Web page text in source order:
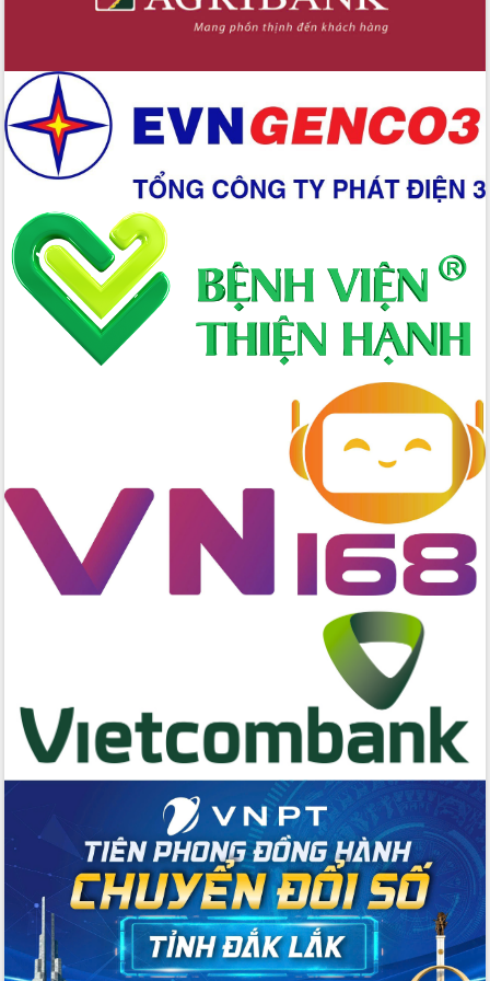
Chuyển đổi số 'mở đường' cho nông
nghiệp Đắk Lắk tăng trưởng bứt phá
địa chính, hoàn thiện cơ sở dữ liệu đất
đai
Ứng dụng sinh trắc học - Bước tiến
trong hành trình chuyển đổi số tại Đắk
Lắk
Đắk Lắk nâng cao hiệu quả công tác
Đảng từ Sổ tay đảng viên điện tử
Đắk Lắk đẩy mạnh nuôi biển công
nghệ, hướng tới phát triển thủy sản
bền vững
Tập huấn nâng cao năng lực triển khai
chuyển đổi số cho cán bộ, công chức
hai con số trong năm 2026
Tổ chức trang trọng Lễ hội Đền thờ
Lương Văn Chánh năm 2026
Phó Bí thư Tỉnh ủy Đắk Lắk Đỗ Hữu
Huy giữ chức Bí thư Đảng ủy Ủy Ban
không gian tri thức trong thời đại số
Đánh giá, rút kinh nghiệm công tác tổ
Chương trình “Gặp gỡ hữu nghị –
Friendship Meeting New Year 2026”
Bầu cử Quốc hội và HĐND: Cử tri Đắk
Lắk gửi gắm niềm tin, kỳ vọng vào lá
phiếu
Đắk Lắk sẵn sàng các điều kiện cho
Ngày hội bầu cử đại biểu Quốc hội
khóa XVI và HĐND các cấp nhiệm kỳ